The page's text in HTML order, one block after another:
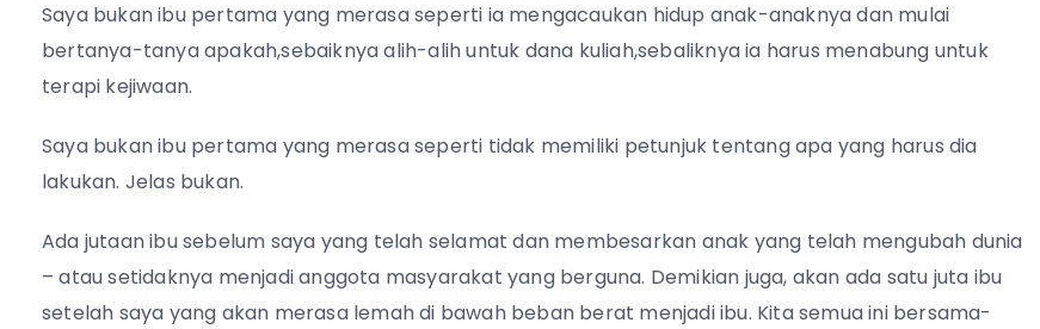
Saya bukan ibu pertama yang merasa seperti ia mengacaukan hidup anak-anaknya dan mulai
bertanya-tanya apakah,sebaiknya alih-alih untuk dana kuliah,sebaliknya ia harus menabung untuk
terapi kejiwaan.
Saya bukan ibu pertama yang merasa seperti tidak memiliki petunjuk tentang apa yang harus dia
lakukan. Jelas bukan.
Ada jutaan ibu sebelum saya yang telah selamat dan membesarkan anak yang telah mengubah dunia
– atau setidaknya menjadi anggota masyarakat yang berguna. Demikian juga, akan ada satu juta ibu
setelah saya yang akan merasa lemah di bawah beban berat menjadi ibu. Kita semua ini bersama-